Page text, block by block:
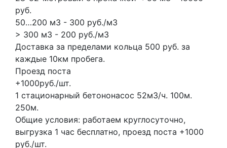
руб.
50…200 м3 - 300 руб./м3
> 300 м3 - 200 руб./м3
Доставка за пределами кольца 500 руб. за
каждые 10км пробега.
Проезд поста
+1000руб./шт.
1 стационарный бетононасос 52м3/ч. 100м.
250м.
Общие условия: работаем круглосуточно,
выгрузка 1 час бесплатно, проезд поста +1000
руб./шт.